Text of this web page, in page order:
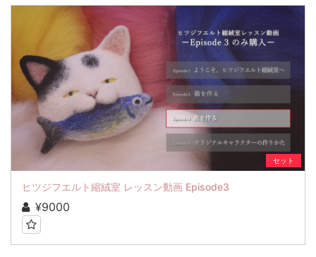
セット
ヒツジフエルト縮絨室 レッスン動画 Episode3
¥9000